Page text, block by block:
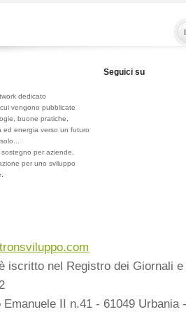
dedicato
vengono pubblicate
buone pratiche,
ed energia verso un futuro
per aziende,
per uno sviluppo
Seguici su
iscritto nel Registro dei Giornali
II n.41 - 61049 Urbania